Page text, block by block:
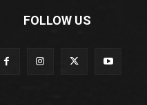
FOLLOW US